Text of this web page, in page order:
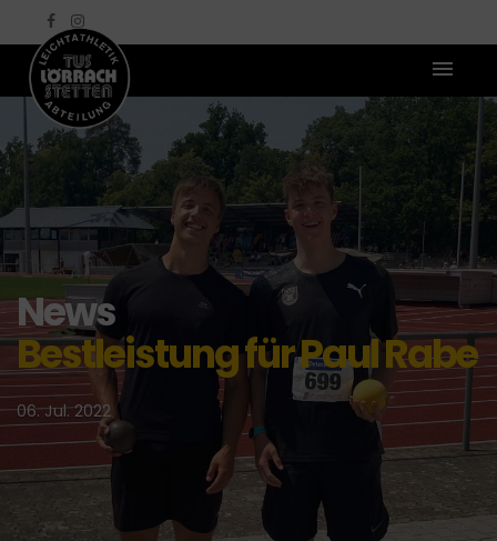
News
Bestleistung für Paul Rabe
06. Jul. 2022